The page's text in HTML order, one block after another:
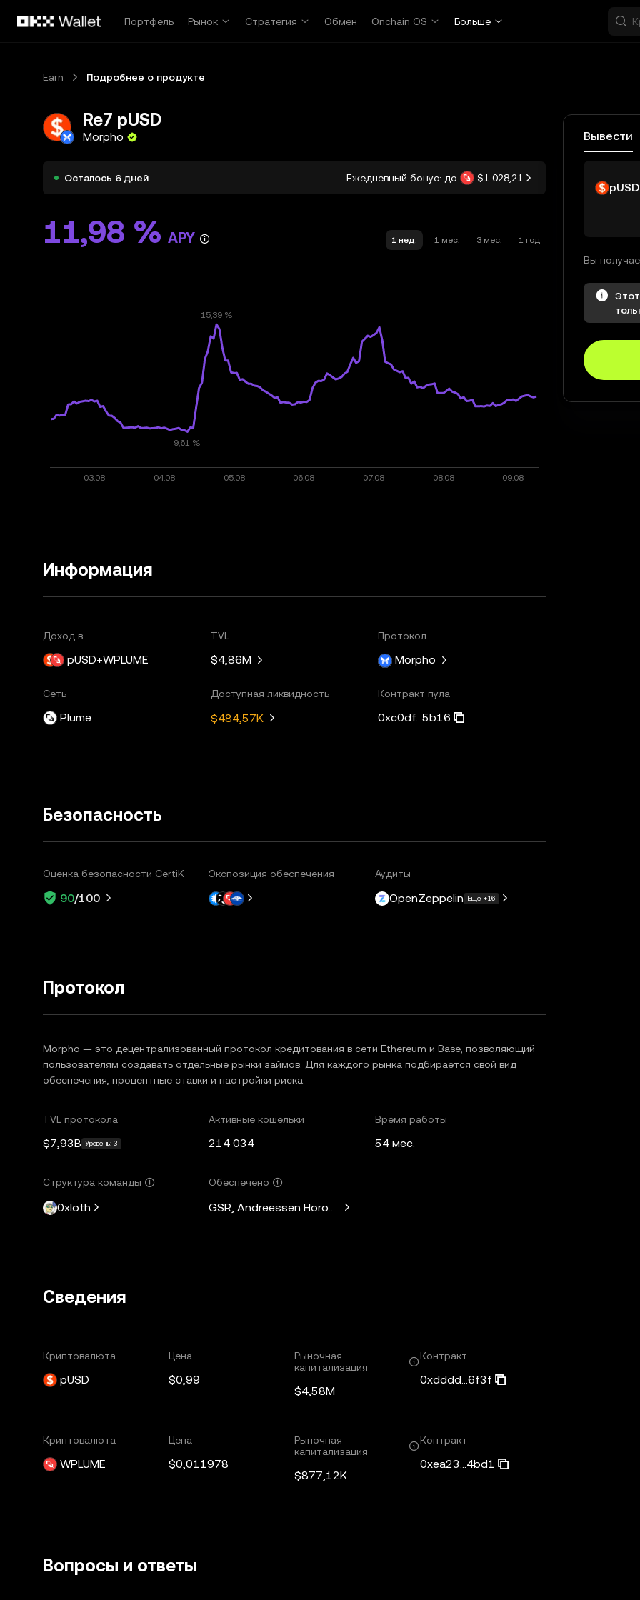
Портфель
Рынок Стратегия Обмен Onchain OS Больше
Earn Подробнее о продукте
Re7 pUSD
Morpho
Осталось 6 дней Ежедневный бонус: до $1 028,21
11,98 % APY 1 нед. 1 мес. 3 мес. 1 год
Информация
Доход в
pUSD+WPLUME
TVL
$4,86M
Протокол
Morpho
Сеть
Plume
Доступная ликвидность
$484,57K
Контракт пула
0xc0df...5b16
Безопасность
Оценка безопасности CertiK
90/100
Экспозиция обеспечения Аудиты
OpenZeppelin Еще +16
Протокол
Morpho — это децентрализованный протокол кредитования в сети Ethereum и Base, позволяющий
пользователям создавать отдельные рынки займов. Для каждого рынка подбирается свой вид
обеспечения, процентные ставки и настройки риска.
TVL протокола
$7,93B Уровень: 3
Активные кошельки
214 034
Время работы
54 мес.
Структура команды
0xloth
Обеспечено
GSR, Andreessen Horowitz, Mechanism Capital, Variant Fund, Nascent,
Сведения
Криптовалюта
pUSD
Цена
$0,99
Рыночная
капитализация
$4,58M
Контракт
0xdddd...6f3f
Криптовалюта
WPLUME
Цена
$0,011978
Рыночная
капитализация
$877,12K
Контракт
0xea23...4bd1
Вопросы и ответы
Вывести
pUSD